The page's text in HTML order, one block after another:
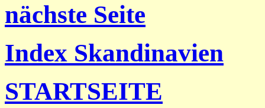
nächste Seite
Index Skandinavien
STARTSEITE